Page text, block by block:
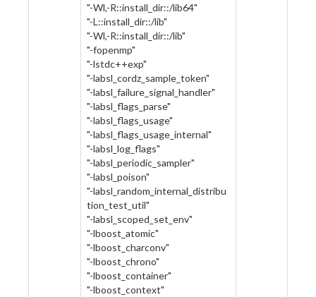
"-Wl,-R::install_dir::/lib64"
"-L::install_dir::/lib"
"-Wl,-R::install_dir::/lib"
"-fopenmp"
"-lstdc++exp"
"-labsl_cordz_sample_token"
"-labsl_failure_signal_handler"
"-labsl_flags_parse"
"-labsl_flags_usage"
"-labsl_flags_usage_internal"
"-labsl_log_flags"
"-labsl_periodic_sampler"
"-labsl_poison"
"-labsl_random_internal_distribu
tion_test_util"
"-labsl_scoped_set_env"
"-lboost_atomic"
"-lboost_charconv"
"-lboost_chrono"
"-lboost_container"
"-lboost_context"